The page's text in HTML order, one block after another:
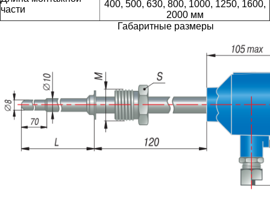
части
400, 500, 630, 800, 1000, 1250, 1600,
2000 мм
Габаритные размеры